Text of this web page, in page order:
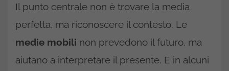
Il punto centrale non è trovare la media
perfetta, ma riconoscere il contesto. Le
medie mobili non prevedono il futuro, ma
aiutano a interpretare il presente. E in alcuni